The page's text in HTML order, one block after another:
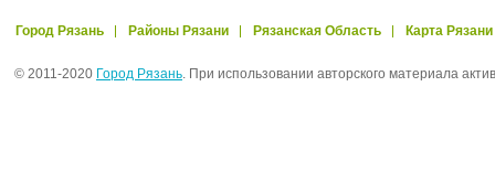
Город Рязань Районы Рязани Рязанская Область Карта Рязани
© 2011-2020 Город Рязань. При использовании авторского материала